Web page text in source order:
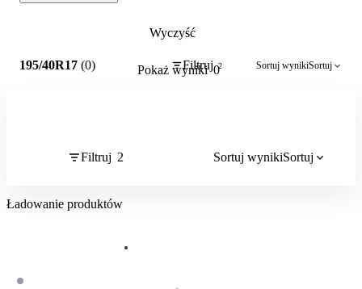
Wyczyść
Pokaż wyniki 0
195/40R17 (0) Filtruj 2 Sortuj wynikiSortuj
Filtruj 2 Sortuj wynikiSortuj
Ładowanie produktów